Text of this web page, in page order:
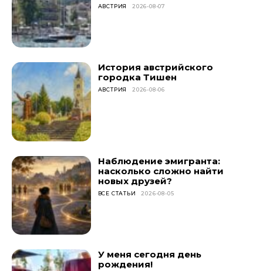
АВСТРИЯ 2026-08-07
История австрийского
городка Тишен
АВСТРИЯ 2026-08-06
Наблюдение эмигранта:
насколько сложно найти
новых друзей?
ВСЕ СТАТЬИ 2026-08-05
У меня сегодня день
рождения!